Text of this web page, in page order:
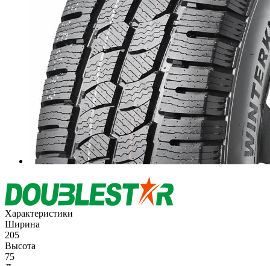
Характеристики
Ширина
205
Высота
75